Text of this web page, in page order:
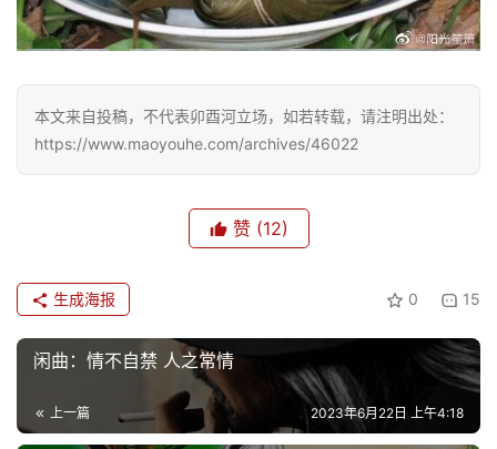
本文来自投稿，不代表卯酉河立场，如若转载，请注明出处：
https://www.maoyouhe.com/archives/46022
赞 (12)
0 15
生成海报
闲曲：情不自禁 人之常情
上一篇 2023年6月22日 上午4:18